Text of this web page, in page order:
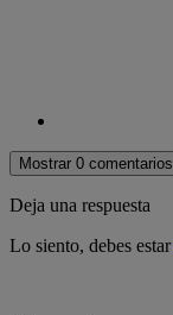
Mostrar 0 comentarios
Deja una respuesta
Lo siento, debes estar